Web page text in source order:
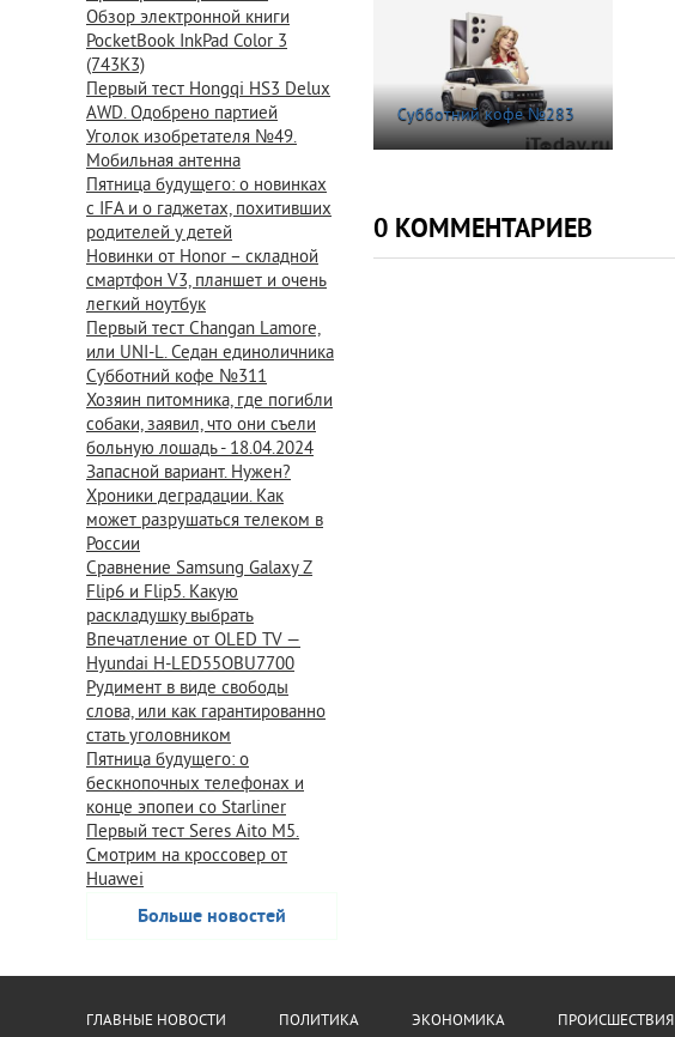
Обзор электронной книги
PocketBook InkPad Color 3
(743K3)
Первый тест Hongqi HS3 Delux
AWD. Одобрено партией
Уголок изобретателя №49.
Мобильная антенна
Пятница будущего: о новинках
с IFA и о гаджетах, похитивших
родителей у детей
Новинки от Honor – складной
смартфон V3, планшет и очень
легкий ноутбук
Первый тест Changan Lamore,
или UNI-L. Седан единоличника
Субботний кофе №311
Хозяин питомника, где погибли
собаки, заявил, что они съели
больную лошадь - 18.04.2024
Запасной вариант. Нужен?
Хроники деградации. Как
может разрушаться телеком в
России
Сравнение Samsung Galaxy Z
Flip6 и Flip5. Какую
раскладушку выбрать
Впечатление от OLED TV —
Hyundai H-LED55OBU7700
Рудимент в виде свободы
слова, или как гарантированно
стать уголовником
Пятница будущего: о
бескнопочных телефонах и
конце эпопеи со Starliner
Первый тест Seres Aito M5.
Смотрим на кроссовер от
Huawei
Больше новостей
Субботний кофе №283
0 КОММЕНТАРИЕВ
ГЛАВНЫЕ НОВОСТИ ПОЛИТИКА ЭКОНОМИКА ПРОИСШЕСТВИЯ